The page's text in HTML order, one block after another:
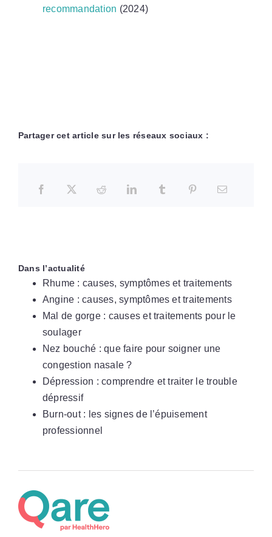
recommandation (2024)
Partager cet article sur les réseaux sociaux :
Dans l’actualité
Rhume : causes, symptômes et traitements
Angine : causes, symptômes et traitements
Mal de gorge : causes et traitements pour le
soulager
Nez bouché : que faire pour soigner une
congestion nasale ?
Dépression : comprendre et traiter le trouble
dépressif
Burn-out : les signes de l’épuisement
professionnel